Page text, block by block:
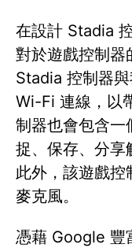
在設計 Stadia
對於遊戲控制器
Stadia 控制器
Wi-Fi 連線，以
制器也會包含一
捉、保存、分享
此外，該遊戲
麥克風。
憑藉 Google 豐